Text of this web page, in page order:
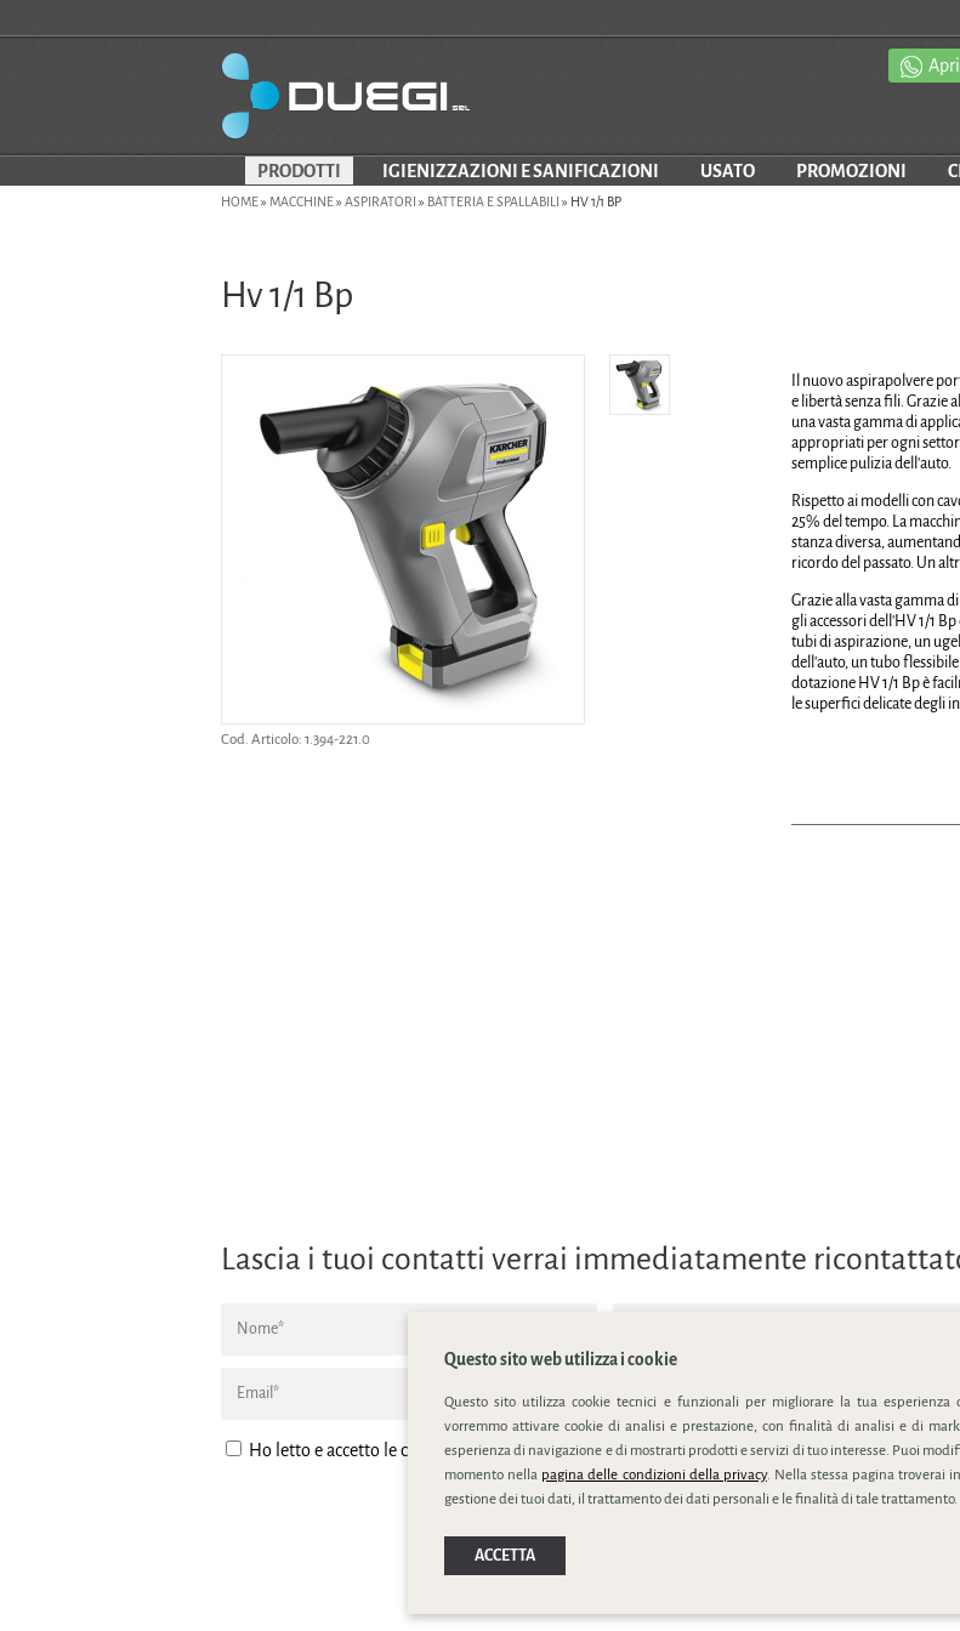
PRODOTTI IGIENIZZAZIONI E SANIFICAZIONI USATO PROMOZIONI
HOME» MACCHINE» ASPIRATORI » BATTERIA E SPALLABILI » HV 1/1 BP
Hv 1/1 Bp
Cod. Articolo: 1.394-221.0
Il nuovo aspirapolvere
e libertà senza fili. Grazie
una vasta gamma di
appropriati per ogni
semplice pulizia dell'auto.
Rispetto ai modelli con
25% del tempo. La
stanza diversa,
ricordo del passato. Un
Grazie alla vasta gamma
gli accessori dell'HV 1/1
tubi di aspirazione, un
dell'auto, un tubo
dotazione HV 1/1 Bp è
le superfici delicate degli
Lascia i tuoi contatti verrai immediatamente
Ho letto e accetto le condizione della privacy policy
Questo sito web utilizza i cookie
Questo sito utilizza cookie tecnici e funzionali per migliorare la tua esperienza
vorremmo attivare cookie di analisi e prestazione, con finalità di analisi e di
esperienza di navigazione e di mostrarti prodotti e servizi di tuo interesse. Puoi
momento nella pagina delle condizioni della privacy. Nella stessa pagina troverai
gestione dei tuoi dati, il trattamento dei dati personali e le finalità di tale trattamento.
ACCETTA